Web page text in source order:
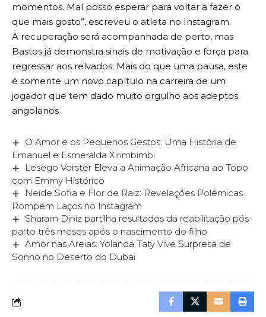
momentos. Mal posso esperar para voltar a fazer o
que mais gosto”, escreveu o atleta no Instagram.
A recuperação será acompanhada de perto, mas
Bastos já demonstra sinais de motivação e força para
regressar aos relvados. Mais do que uma pausa, este
é somente um novo capítulo na carreira de um
jogador que tem dado muito orgulho aos adeptos
angolanos
O Amor e os Pequenos Gestos: Uma História de
Emanuel e Esmeralda Xirimbimbi
Lesego Vorster Eleva a Animação Africana ao Topo
com Emmy Histórico
Neide Sofia e Flor de Raiz: Revelações Polêmicas
Rompem Laços no Instagram
Sharam Diniz partilha resultados da reabilitação pós-
parto três meses após o nascimento do filho
Amor nas Areias: Yolanda Taty Vive Surpresa de
Sonho no Deserto do Dubai